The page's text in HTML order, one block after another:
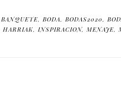
BANQUETE, BODA, BODAS2020,
HARRIAK, INSPIRACION, MENAJE,